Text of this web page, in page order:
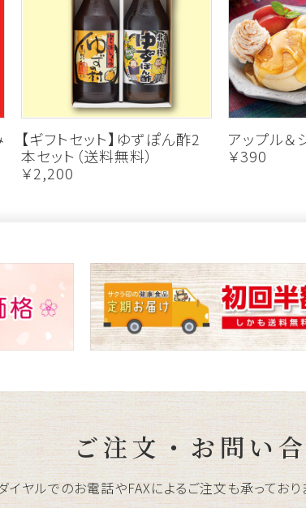
【ギフトセット】ゆずぽん酢2
本セット（送料無料）
￥2,200
アップル＆
￥390
ご注文・お問い
イヤルでのお電話やFAXによるご注文も承っており